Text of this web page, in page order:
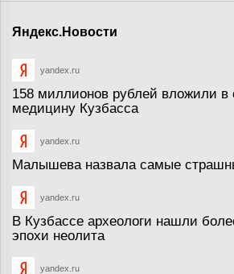
Яндекс.Новости
yandex.ru
158 миллионов рублей вложили в
медицину Кузбасса
yandex.ru
Малышева назвала самые
yandex.ru
В Кузбассе археологи нашли
эпохи неолита
yandex.ru